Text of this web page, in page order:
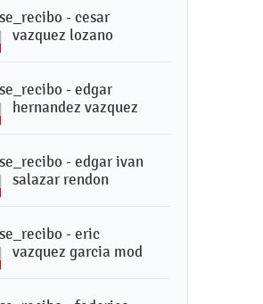
- cesar
vazquez lozano
- edgar
hernandez vazquez
- edgar ivan
salazar rendon
- eric
vazquez garcia mod